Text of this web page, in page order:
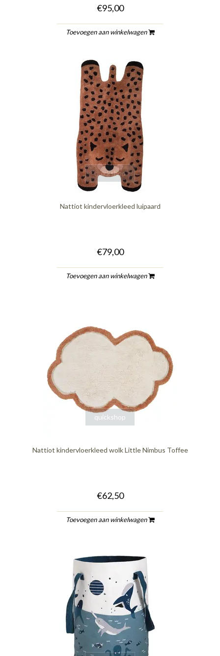
€95,00
Toevoegen aan winkelwagen
quickshop
Nattiot kindervloerkleed luipaard
€79,00
Toevoegen aan winkelwagen
quickshop
Nattiot kindervloerkleed wolk Little Nimbus Toffee
€62,50
Toevoegen aan winkelwagen